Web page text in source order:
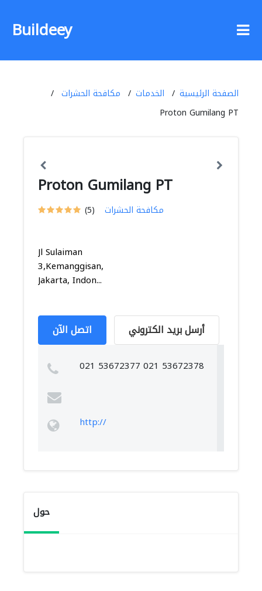
Buildeey
الصفحة الرئيسية الخدمات
مكافحة الحشرات
Proton Gumilang PT
Proton Gumilang PT
(5) مكافحة الحشرات
Jl Sulaiman
3,Kemanggisan,Palmerah,
Jakarta, Indon...
اتصل الآن أرسل بريد الكتروني
021 53672377 021 53672378
http://
حول